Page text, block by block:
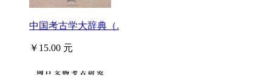
中国考古学大辞典（.
￥15.00 元